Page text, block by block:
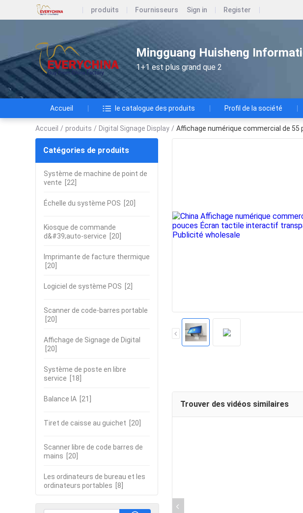
produits Fournisseurs Sign in Register
Mingguang Huisheng
1+1 est plus grand que 2
Accueil le catalogue des produits Profil de la société
Accueil / produits / Digital Signage Display / Affichage numérique commercial de
Catégories de produits
Système de machine de point de
vente [22]
Échelle du système POS [20]
Kiosque de commande
d&#39;auto-service [20]
Imprimante de facture thermique
[20]
Logiciel de système POS [2]
Scanner de code-barres portable
[20]
Affichage de Signage de Digital
[20]
Système de poste en libre
service [18]
Balance IA [21]
Tiret de caisse au guichet [20]
Scanner libre de code barres de
mains [20]
Les ordinateurs de bureau et les
ordinateurs portables [8]
Trouver des vidéos similaires